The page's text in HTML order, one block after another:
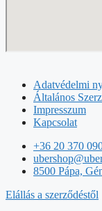
Adatvédelmi
Általános
Impresszum
Kapcsolat
+36 20 370
8500 Pápa,
Elállás a szerződéstől